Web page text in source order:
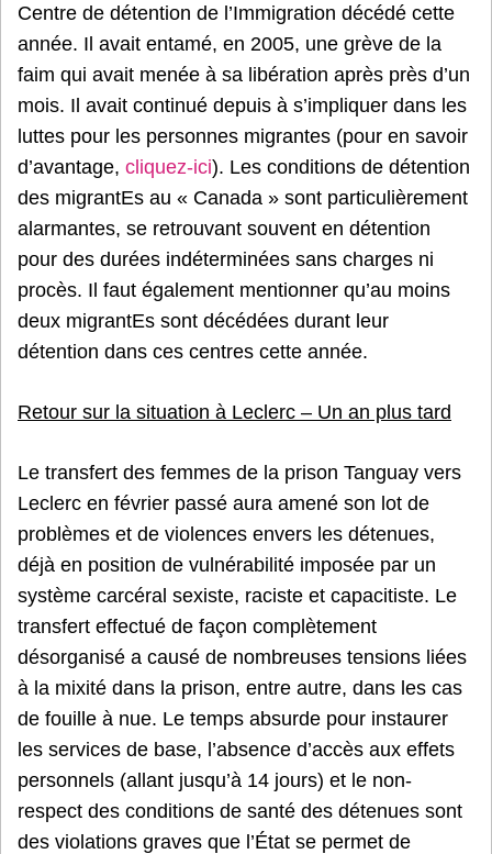
Centre de détention de l’Immigration décédé cette
année. Il avait entamé, en 2005, une grève de la
faim qui avait menée à sa libération après près d’un
mois. Il avait continué depuis à s’impliquer dans les
luttes pour les personnes migrantes (pour en savoir
d’avantage, cliquez-ici). Les conditions de détention
des migrantEs au « Canada » sont particulièrement
alarmantes, se retrouvant souvent en détention
pour des durées indéterminées sans charges ni
procès. Il faut également mentionner qu’au moins
deux migrantEs sont décédées durant leur
détention dans ces centres cette année.
Retour sur la situation à Leclerc – Un an plus tard
Le transfert des femmes de la prison Tanguay vers
Leclerc en février passé aura amené son lot de
problèmes et de violences envers les détenues,
déjà en position de vulnérabilité imposée par un
système carcéral sexiste, raciste et capacitiste. Le
transfert effectué de façon complètement
désorganisé a causé de nombreuses tensions liées
à la mixité dans la prison, entre autre, dans les cas
de fouille à nue. Le temps absurde pour instaurer
les services de base, l’absence d’accès aux effets
personnels (allant jusqu’à 14 jours) et le non-
respect des conditions de santé des détenues sont
des violations graves que l’État se permet de